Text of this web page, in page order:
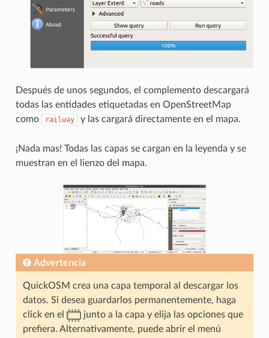
Después de unos segundos, el complemento descargará
todas las entidades etiquetadas en OpenStreetMap
como
railway y las cargará directamente en el mapa.
¡Nada mas! Todas las capas se cargan en la leyenda y se
muestran en el lienzo del mapa.
Advertencia
QuickOSM crea una capa temporal al descargar los
datos. Si desea guardarlos permanentemente, haga
click en el
junto a la capa y elija las opciones que
prefiera. Alternativamente, puede abrir el menú